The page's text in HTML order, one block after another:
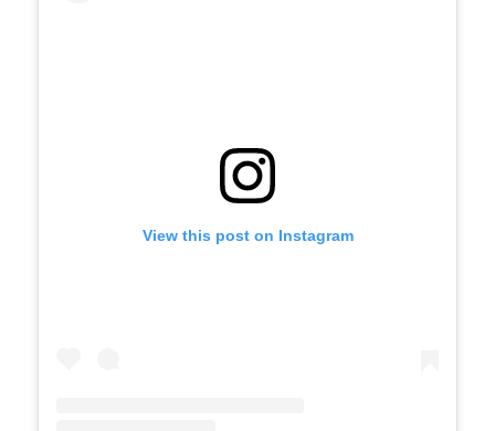
View this post on Instagram